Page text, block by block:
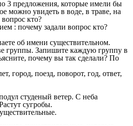
3 предложения, которые имели бы
можно увидеть в воде, в траве, на
кто?
: почему задали вопрос кто?
об имени существительном.
группы. Запишите каждую группу в
почему вы так сделали? По
город, поезд, поворот, год, ответ,
студеный ветер. С неба
сугробы.